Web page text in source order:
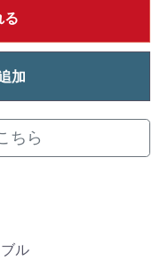
る
加
ちら
ル